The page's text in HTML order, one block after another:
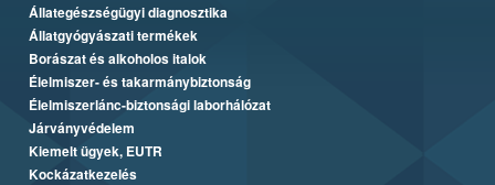
Állategészségügyi diagnosztika
Állatgyógyászati termékek
Borászat és alkoholos italok
Élelmiszer- és takarmánybiztonság
Élelmiszerlánc-biztonsági laborhálózat
Járványvédelem
Kiemelt ügyek, EUTR
Kockázatkezelés